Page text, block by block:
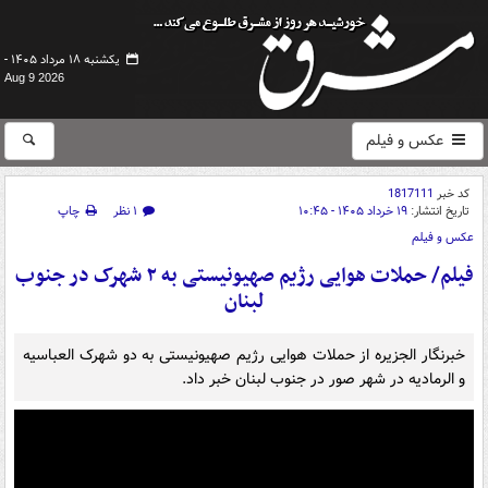
یکشنبه ۱۸ مرداد ۱۴۰۵ -
Aug 9 2026
عکس و فیلم
کد خبر 1817111
تاریخ انتشار: ۱۹ خرداد ۱۴۰۵ - ۱۰:۴۵ ۱ نظر
چاپ
عکس و فیلم
فیلم/ حملات هوایی رژیم صهیونیستی به ۲ شهرک در جنوب
لبنان
خبرنگار الجزیره از حملات هوایی رژیم صهیونیستی به دو شهرک العباسیه
و الرمادیه در شهر صور در جنوب لبنان خبر داد.